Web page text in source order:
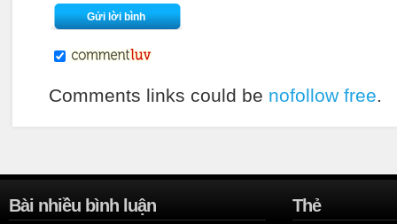
Comments links could be nofollow free.
Bài nhiều bình luận Thẻ